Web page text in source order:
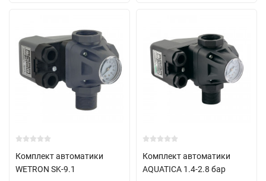
Комплект автоматики
WETRON SK-9.1
Комплект автоматики
AQUATICA 1.4-2.8 бар